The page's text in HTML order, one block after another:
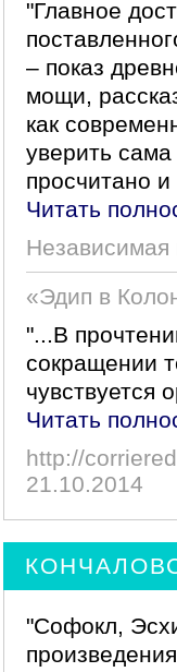
"Главное
– показ
мощи,
как
уверить
просчитано и
Читать
Независимая
«Эдип в
"...В
сокращении
чувствуется
Читать
http://
21.10.2014
"Софокл,